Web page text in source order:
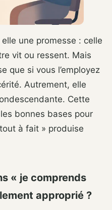
une promesse : celle
vit ou ressent. Mais
que si vous l’employez
Autrement, elle
Cette
bonnes bases pour
à fait » produise
« je comprends
approprié ?